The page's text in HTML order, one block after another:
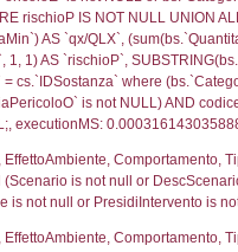
=
=